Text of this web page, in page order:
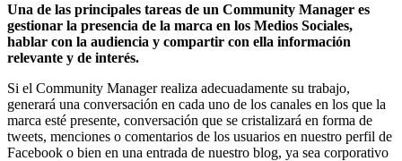
Una de las principales tareas de un Community Manager es
gestionar la presencia de la marca en los Medios Sociales,
hablar con la audiencia y compartir con ella información
relevante y de interés.
Si el Community Manager realiza adecuadamente su trabajo,
generará una conversación en cada uno de los canales en los que la
marca esté presente, conversación que se cristalizará en forma de
tweets, menciones o comentarios de los usuarios en nuestro perfil de
Facebook o bien en una entrada de nuestro blog, ya sea corporativo